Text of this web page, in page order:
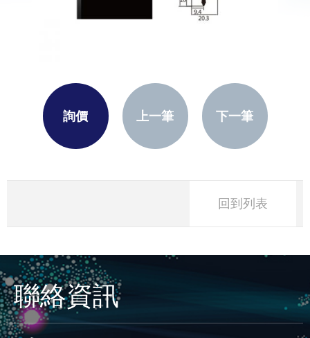
詢價 上一筆 下一筆
回到列表
聯絡資訊